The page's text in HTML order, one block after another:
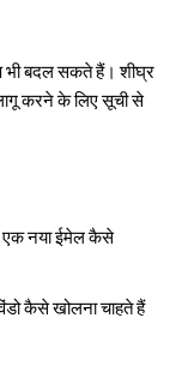
भी बदल सकते हैं। शीघ्र
करने के लिए सूची से
नया ईमेल कैसे
कैसे खोलना चाहते हैं